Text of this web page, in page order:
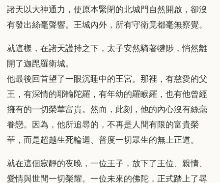
諸天以大神通力，使原本緊閉的北城門自然開啟，卻沒
有發出絲毫聲響。王城內外，所有守衛竟都毫無察覺。
就這樣，在諸天護持之下，太子安然騎著犍陟，悄然離
開了迦毘羅衛城。
他最後回首望了一眼沉睡中的王宮。那裡，有慈愛的父
王，有深情的耶輸陀羅，有年幼的羅睺羅，也有他曾經
擁有的一切榮華富貴。然而，此刻，他的內心沒有絲毫
眷戀。因為，他所追尋的，不再是人間有限的富貴榮
華，而是超越生死輪迴、普度一切眾生的無上正道。
就在這個寂靜的夜晚，一位王子，放下了王位、親情、
愛情與世間一切榮耀。一位未來的佛陀，正式踏上了尋